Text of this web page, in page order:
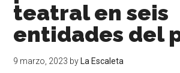
teatral en seis
entidades del
9 marzo, 2023 by La Escaleta